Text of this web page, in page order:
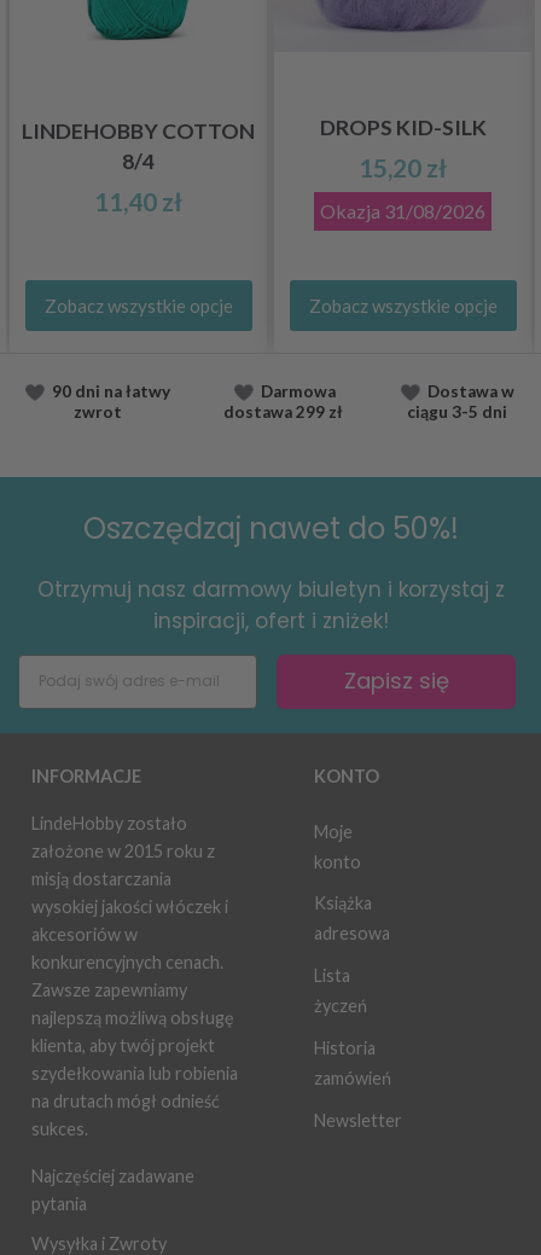
LINDEHOBBY COTTON
8/4
11,40 zł
Zobacz wszystkie opcje
DROPS KID-SILK
15,20 zł
Okazja 31/08/2026
Zobacz wszystkie opcje
90 dni na łatwy
zwrot
Darmowa
dostawa299 zł
Dostawaw
ciągu 3-5 dni
Oszczędzaj nawet do 50%!
Otrzymuj nasz darmowy biuletyn i korzystaj z
inspiracji, ofert i zniżek!
Zapisz się
INFORMACJE
LindeHobby zostało
założone w 2015 roku z
misją dostarczania
wysokiej jakości włóczek i
akcesoriów w
konkurencyjnych cenach.
Zawsze zapewniamy
najlepszą możliwą obsługę
klienta, aby twój projekt
szydełkowania lub robienia
na drutach mógł odnieść
sukces.
Najczęściej zadawane
pytania
Wysyłka i Zwroty
KONTO
Moje
konto
Książka
adresowa
Lista
życzeń
Historia
zamówień
Newsletter